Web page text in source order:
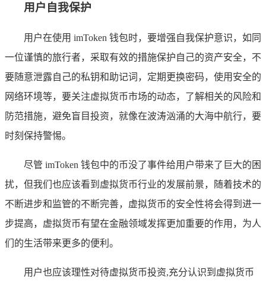
用户自我保护
用户在使用 imToken 钱包时，要增强自我保护意识，如同
一位谨慎的旅行者，采取有效的措施保护自己的资产安全，不
要随意泄露自己的私钥和助记词，定期更换密码，使用安全的
网络环境等，要关注虚拟货币市场的动态，了解相关的风险和
防范措施，避免盲目投资，就像在波涛汹涌的大海中航行，要
时刻保持警惕。
尽管 imToken 钱包中的币没了事件给用户带来了巨大的困
扰，但我们也应该看到虚拟货币行业的发展前景，随着技术的
不断进步和监管的不断完善，虚拟货币的安全性将会得到进一
步提高，虚拟货币有望在金融领域发挥更加重要的作用，为人
们的生活带来更多的便利。
用户也应该理性对待虚拟货币投资,充分认识到虚拟货币